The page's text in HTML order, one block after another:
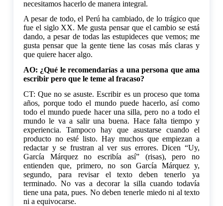
necesitamos hacerlo de manera integral.
A pesar de todo, el Perú ha cambiado, de lo trágico que
fue el siglo XX. Me gusta pensar que el cambio se está
dando, a pesar de todas las estupideces que vemos; me
gusta pensar que la gente tiene las cosas más claras y
que quiere hacer algo.
AO: ¿Qué le recomendarías a una persona que ama
escribir pero que le teme al fracaso?
CT: Que no se asuste. Escribir es un proceso que toma
años, porque todo el mundo puede hacerlo, así como
todo el mundo puede hacer una silla, pero no a todo el
mundo le va a salir una buena. Hace falta tiempo y
experiencia. Tampoco hay que asustarse cuando el
producto no esté listo. Hay muchos que empiezan a
redactar y se frustran al ver sus errores. Dicen “Uy,
García Márquez no escribía así” (risas), pero no
entienden que, primero, no son García Márquez y,
segundo, para revisar el texto deben tenerlo ya
terminado. No vas a decorar la silla cuando todavía
tiene una pata, pues. No deben tenerle miedo ni al texto
ni a equivocarse.